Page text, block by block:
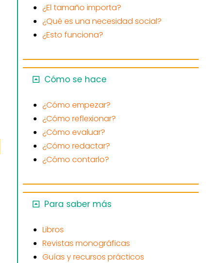
¿El tamaño importa?
¿Qué es una necesidad social?
¿Esto funciona?
Cómo se hace
¿Cómo empezar?
¿Cómo reflexionar?
¿Cómo evaluar?
¿Cómo redactar?
¿Cómo contarlo?
Para saber más
Libros
Revistas monográficas
Guías y recursos prácticos